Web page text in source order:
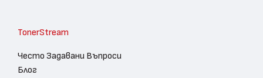
TonerStream
Често Задавани Въпроси
Блог